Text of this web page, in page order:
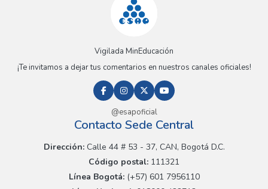
Vigilada MinEducación
¡Te invitamos a dejar tus comentarios en nuestros canales oficiales!
@esapoficial
Contacto Sede Central
Dirección:Calle 44 # 53 - 37, CAN, Bogotá D.C.
Código postal: 111321
Línea Bogotá:(+57) 601 7956110